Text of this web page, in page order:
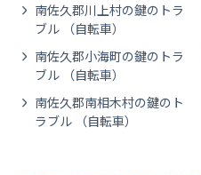
南佐久郡川上村の鍵のトラ
ブル （自転車）
南佐久郡小海町の鍵のトラ
ブル （自転車）
南佐久郡南相木村の鍵のト
ラブル （自転車）